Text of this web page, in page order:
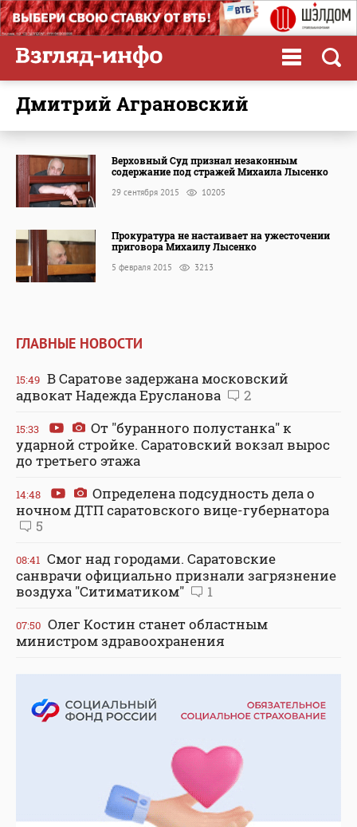
Дмитрий Аграновский
Верховный Суд признал незаконным
содержание под стражей Михаила Лысенко
29 сентября 2015 10205
Прокуратура не настаивает на ужесточении
приговора Михаилу Лысенко
5 февраля 2015 3213
ГЛАВНЫЕ НОВОСТИ
15:49 В Саратове задержана московский
адвокат Надежда Ерусланова
2
15:33
От "буранного полустанка" к
ударной стройке. Саратовский вокзал вырос
до третьего этажа
14:48
Определена подсудность дела о
ночном ДТП саратовского вице-губернатора
5
08:41 Смог над городами. Саратовские
санврачи официально признали загрязнение
воздуха "Ситиматиком"
1
07:50 Олег Костин станет областным
министром здравоохранения